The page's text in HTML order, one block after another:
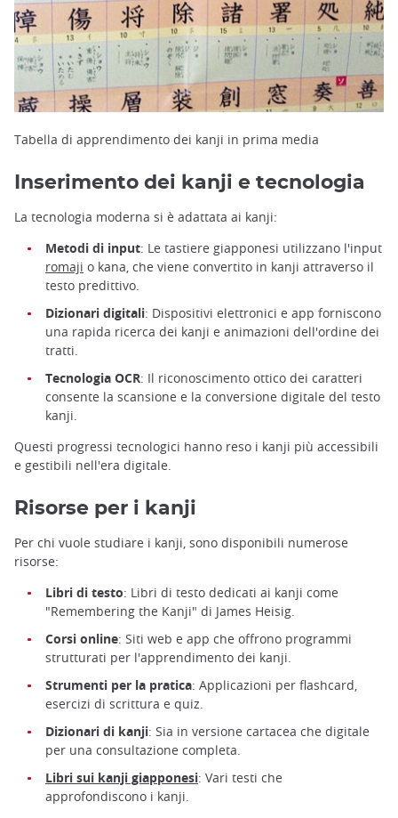
Tabella di apprendimento dei kanji in prima media
Inserimento dei kanji e tecnologia
La tecnologia moderna si è adattata ai kanji:
Metodi di input: Le tastiere giapponesi utilizzano l'input
romaji o kana, che viene convertito in kanji attraverso il
testo predittivo.
Dizionari digitali: Dispositivi elettronici e app forniscono
una rapida ricerca dei kanji e animazioni dell'ordine dei
tratti.
Tecnologia OCR: Il riconoscimento ottico dei caratteri
consente la scansione e la conversione digitale del testo
kanji.
Questi progressi tecnologici hanno reso i kanji più accessibili
e gestibili nell'era digitale.
Risorse per i kanji
Per chi vuole studiare i kanji, sono disponibili numerose
risorse:
Libri di testo: Libri di testo dedicati ai kanji come
"Remembering the Kanji" di James Heisig.
Corsi online: Siti web e app che offrono programmi
strutturati per l'apprendimento dei kanji.
Strumenti per la pratica: Applicazioni per flashcard,
esercizi di scrittura e quiz.
Dizionari di kanji: Sia in versione cartacea che digitale
per una consultazione completa.
Libri sui kanji giapponesi: Vari testi che
approfondiscono i kanji.